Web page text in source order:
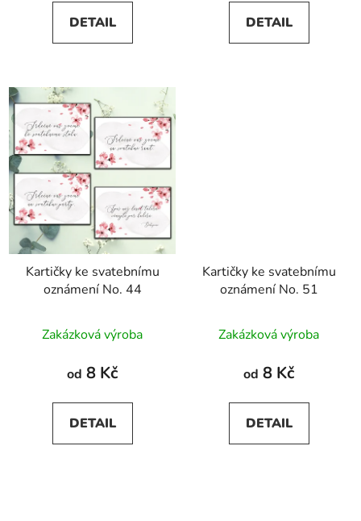
DETAIL DETAIL
Kartičky ke svatebnímu
oznámení No. 44
Zakázková výroba
od 8 Kč
DETAIL
Kartičky ke svatebnímu
oznámení No. 51
hodnocení
produktu
5,0
z
Zakázková výroba
od 8 Kč
DETAIL